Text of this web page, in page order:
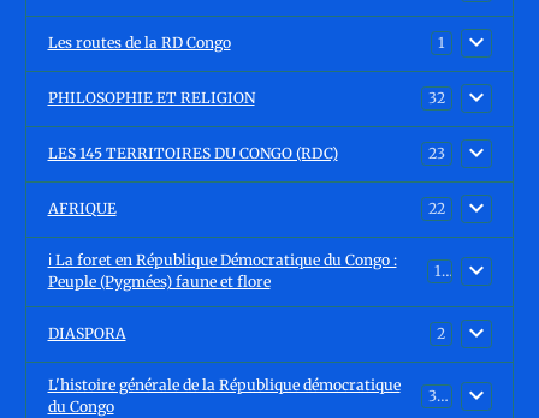
Les routes de la RD Congo 1
PHILOSOPHIE ET RELIGION 32
LES 145 TERRITOIRES DU CONGO (RDC) 23
AFRIQUE 22
ℹ️ La foret en République Démocratique du Congo :
Peuple (Pygmées) faune et flore
15
DIASPORA 2
L'histoire générale de la République démocratique
du Congo
30